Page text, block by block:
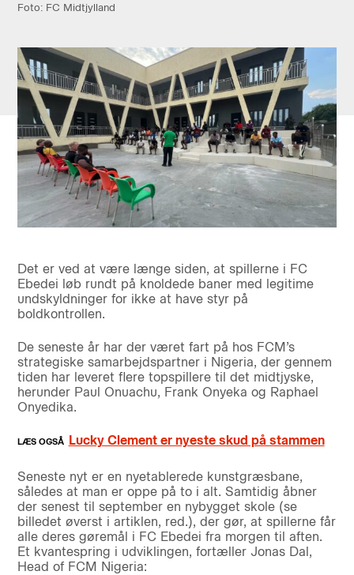
Foto: FC Midtjylland
Det er ved at være længe siden, at spillerne i FC
Ebedei løb rundt på knoldede baner med legitime
undskyldninger for ikke at have styr på
boldkontrollen.
De seneste år har der været fart på hos FCM’s
strategiske samarbejdspartner i Nigeria, der gennem
tiden har leveret flere topspillere til det midtjyske,
herunder Paul Onuachu, Frank Onyeka og Raphael
Onyedika.
Lucky Clement er nyeste skud på stammen
Seneste nyt er en nyetablerede kunstgræsbane,
således at man er oppe på to i alt. Samtidig åbner
der senest til september en nybygget skole (se
billedet øverst i artiklen, red.), der gør, at spillerne får
alle deres gøremål i FC Ebedei fra morgen til aften.
Et kvantespring i udviklingen, fortæller Jonas Dal,
Head of FCM Nigeria: